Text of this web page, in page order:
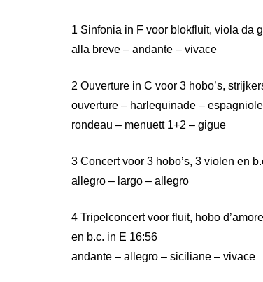
1 Sinfonia in F voor blokfluit, viola da
alla breve – andante – vivace
2 Ouverture in C voor 3 hobo’s,
ouverture – harlequinade –
rondeau – menuett 1+2 – gigue
3 Concert voor 3 hobo’s, 3 violen en
allegro – largo – allegro
4 Tripelconcert voor fluit, hobo
en b.c. in E 16:56
andante – allegro – siciliane – vivace